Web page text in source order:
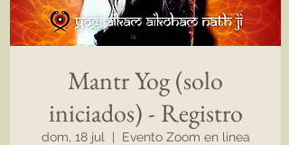
Mantr Yog (solo
iniciados) - Registro
dom, 18 jul Evento Zoom en línea